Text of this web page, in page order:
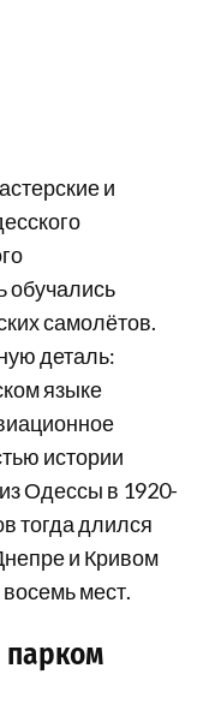
и
обучались
самолётов.
деталь:
языке
истории
Одессы в 1920-
тогда длился
и Кривом
мест.
парком